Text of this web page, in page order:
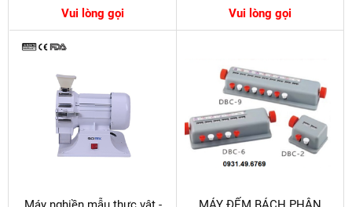
Vui lòng gọi Vui lòng gọi